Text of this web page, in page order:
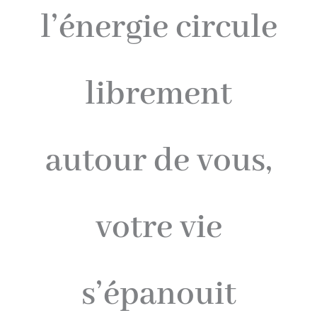
l’énergie circule
librement
autour de vous,
votre vie
s’épanouit